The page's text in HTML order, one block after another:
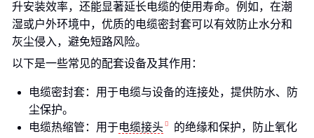
升安装效率，还能显著延长电缆的使用寿命。例如，在潮
湿或户外环境中，优质的电缆密封套可以有效防止水分和
灰尘侵入，避免短路风险。
以下是一些常见的配套设备及其作用：
电缆密封套：用于电缆与设备的连接处，提供防水、防
尘保护。
电缆热缩管：用于电缆接头
的绝缘和保护，防止氧化